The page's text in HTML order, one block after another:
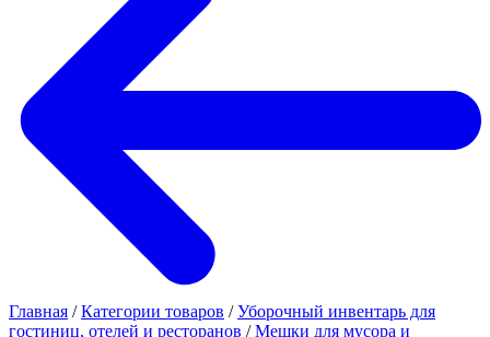
Главная / Категории товаров / Уборочный инвентарь для
гостиниц, отелей и ресторанов / Мешки для мусора и